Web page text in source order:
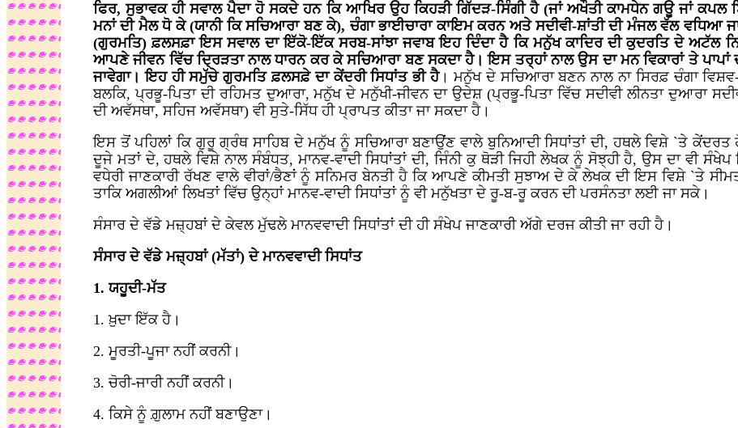
ਫਿਰ, ਸੁਭਾਵਕ ਹੀ ਸਵਾਲ ਪੈਦਾ ਹੋ ਸਕਦੇ ਹਨ ਕਿ ਆਖਿਰ ਉਹ ਕਿਹੜੀ ਗਿੱਦੜ-ਸਿੰਗੀ ਹੈ (ਜਾਂ ਅਖੌਤੀ ਕਾਮਧੇਨ ਗਊ ਜਾਂ ਕਪਲ
ਮਨਾਂ ਦੀ ਮੈਲ ਧੋ ਕੇ (ਯਾਨੀ ਕਿ ਸਚਿਆਰਾ ਬਣ ਕੇ), ਚੰਗਾ ਭਾਈਚਾਰਾ ਕਾਇਮ ਕਰਨ ਅਤੇ ਸਦੀਵੀ-ਸ਼ਾਂਤੀ ਦੀ ਮੰਜਲ ਵੱਲ ਵਧਿਆ
(ਗੁਰਮਤਿ) ਫ਼ਲਸਫ਼ਾ ਇਸ ਸਵਾਲ ਦਾ ਇੱਕੋ-ਇੱਕ ਸਰਬ-ਸਾਂਝਾ ਜਵਾਬ ਇਹ ਦਿੰਦਾ ਹੈ ਕਿ ਮਨੁੱਖ ਕਾਦਿਰ ਦੀ ਕੁਦਰਤਿ ਦੇ ਅਟੱਲ
ਆਪਣੇ ਜੀਵਨ ਵਿੱਚ ਦ੍ਰਿੜਤਾ ਨਾਲ ਧਾਰਨ ਕਰ ਕੇ ਸਚਿਆਰਾ ਬਣ ਸਕਦਾ ਹੈ। ਇਸ ਤਰ੍ਹਾਂ ਨਾਲ ਉਸ ਦਾ ਮਨ ਵਿਕਾਰਾਂ ਤੇ
ਜਾਵੇਗਾ। ਇਹ ਹੀ ਸਮੁੱਚੇ ਗੁਰਮਤਿ ਫ਼ਲਸਫ਼ੇ ਦਾ ਕੇਂਦਰੀ ਸਿਧਾਂਤ ਭੀ ਹੈ। ਮਨੁੱਖ ਦੇ ਸਚਿਆਰਾ ਬਣਨ ਨਾਲ ਨਾ ਸਿਰਫ਼ ਚੰਗਾ ਵਿਸ਼ਵ-
ਬਲਕਿ, ਪ੍ਰਭੂ-ਪਿਤਾ ਦੀ ਰਹਿਮਤ ਦੁਆਰਾ, ਮਨੁੱਖ ਦੇ ਮਨੁੱਖੀ-ਜੀਵਨ ਦਾ ਉਦੇਸ਼ (ਪ੍ਰਭੂ-ਪਿਤਾ ਵਿੱਚ ਸਦੀਵੀ ਲੀਨਤਾ ਦੁਆਰਾ
ਦੀ ਅਵੱਸਥਾ, ਸਹਿਜ ਅਵੱਸਥਾ) ਵੀ ਸੁਤੇ-ਸਿੱਧ ਹੀ ਪ੍ਰਾਪਤ ਕੀਤਾ ਜਾ ਸਕਦਾ ਹੈ।
ਇਸ ਤੋਂ ਪਹਿਲਾਂ ਕਿ ਗੁਰੂ ਗ੍ਰੰਥ ਸਾਹਿਬ ਦੇ ਮਨੁੱਖ ਨੂੰ ਸਚਿਆਰਾ ਬਣਾਉਂਣ ਵਾਲੇ ਬੁਨਿਆਦੀ ਸਿਧਾਂਤਾਂ ਦੀ, ਹਥਲੇ ਵਿਸ਼ੇ `ਤੇ
ਦੂਜੇ ਮਤਾਂ ਦੇ, ਹਥਲੇ ਵਿਸ਼ੇ ਨਾਲ ਸੰਬੰਧਤ, ਮਾਨਵ-ਵਾਦੀ ਸਿਧਾਂਤਾਂ ਦੀ, ਜਿੰਨੀ ਕੁ ਥੋੜੀ ਜਿਹੀ ਲੇਖਕ ਨੂੰ ਸੋਝ੍ਹੀ ਹੈ, ਉਸ ਦਾ ਵੀ
ਵਧੇਰੀ ਜਾਣਕਾਰੀ ਰੱਖਣ ਵਾਲੇ ਵੀਰਾਂ/ਭੈਣਾਂ ਨੂੰ ਸਨਿਮਰ ਬੇਨਤੀ ਹੈ ਕਿ ਆਪਣੇ ਕੀਮਤੀ ਸੁਝਾਅ ਦੇ ਕੇ ਲੇਖਕ ਦੀ ਇਸ ਵਿਸ਼ੇ `ਤੇ
ਤਾਕਿ ਅਗਲੀਆਂ ਲਿਖਤਾਂ ਵਿੱਚ ਉਨ੍ਹਾਂ ਮਾਨਵ-ਵਾਦੀ ਸਿਧਾਂਤਾਂ ਨੂੰ ਵੀ ਮਨੁੱਖਤਾ ਦੇ ਰੂ-ਬ-ਰੂ ਕਰਨ ਦੀ ਪਰਸੰਨਤਾ ਲਈ ਜਾ ਸਕੇ।
ਸੰਸਾਰ ਦੇ ਵੱਡੇ ਮਜ਼੍ਹਬਾਂ ਦੇ ਕੇਵਲ ਮੁੱਢਲੇ ਮਾਨਵਵਾਦੀ ਸਿਧਾਂਤਾਂ ਦੀ ਹੀ ਸੰਖੇਪ ਜਾਣਕਾਰੀ ਅੱਗੇ ਦਰਜ ਕੀਤੀ ਜਾ ਰਹੀ ਹੈ।
ਸੰਸਾਰ ਦੇ ਵੱਡੇ ਮਜ਼੍ਹਬਾਂ (ਮੱਤਾਂ) ਦੇ ਮਾਨਵਵਾਦੀ ਸਿਧਾਂਤ
1. ਯਹੂਦੀ-ਮੱਤ
1. ਖ਼ੁਦਾ ਇੱਕ ਹੈ।
2. ਮੂਰਤੀ-ਪੂਜਾ ਨਹੀਂ ਕਰਨੀ।
3. ਚੋਰੀ-ਜਾਰੀ ਨਹੀਂ ਕਰਨੀ।
4. ਕਿਸੇ ਨੂੰ ਗ਼ੁਲਾਮ ਨਹੀਂ ਬਣਾਉਣਾ।